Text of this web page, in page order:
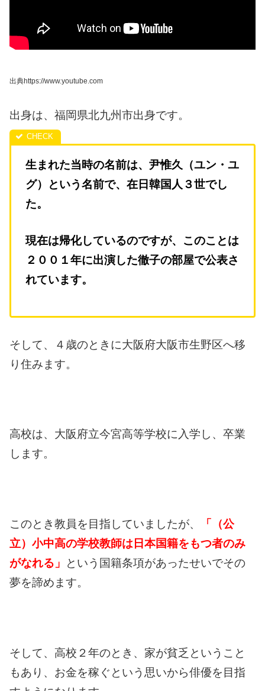
出典https://www.youtube.com
出身は、福岡県北九州市出身です。
生まれた当時の名前は、尹惟久（ユン・ユ
グ）という名前で、在日韓国人３世でし
た。
現在は帰化しているのですが、このことは
２００１年に出演した徹子の部屋で公表さ
れています。
そして、４歳のときに大阪府大阪市生野区へ移
り住みます。
高校は、大阪府立今宮高等学校に入学し、卒業
します。
このとき教員を目指していましたが、
「（公
立）小中高の学校教師は日本国籍をもつ者のみ
がなれる」
という国籍条項があったせいでその
夢を諦めます。
そして、高校２年のとき、家が貧乏ということ
もあり、お金を稼ぐという思いから俳優を目指